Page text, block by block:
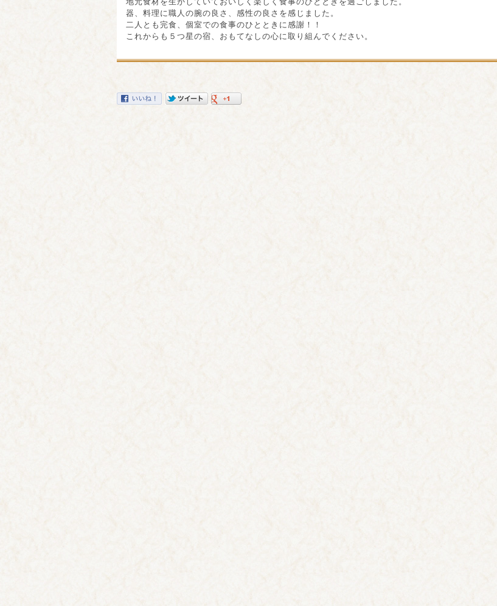
器、料理に職人の腕の良さ、感性の良さを感じました。
二人とも完食、個室での食事のひとときに感謝！！
これからも５つ星の宿、おもてなしの心に取り組んでください。